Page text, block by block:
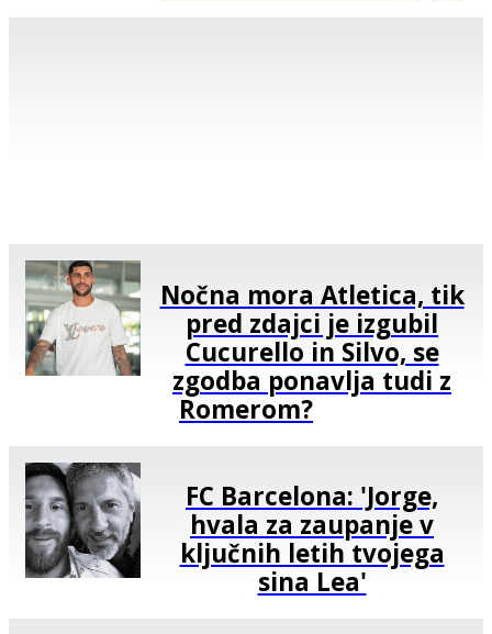
Nočna mora Atletica, tik
pred zdajci je izgubil
Cucurello in Silvo, se
zgodba ponavlja tudi z
Romerom?
FC Barcelona: 'Jorge,
hvala za zaupanje v
ključnih letih tvojega
sina Lea'